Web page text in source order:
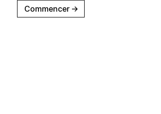
Commencer →